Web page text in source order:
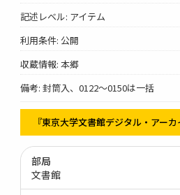
記述レベル: アイテム
利用条件: 公開
収蔵情報: 本郷
備考: 封筒入、0122～0150は一括
『東京大学文書館デジタル・アー
部局
文書館